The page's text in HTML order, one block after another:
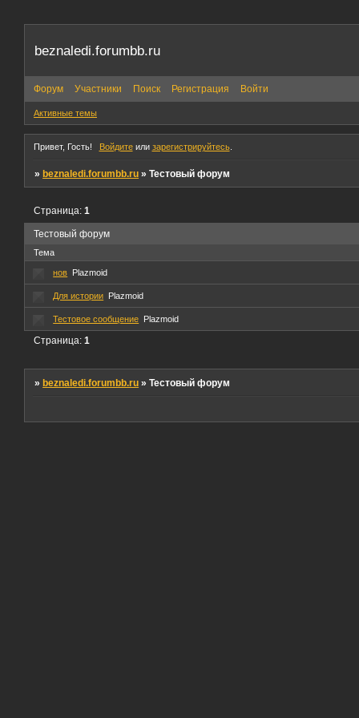
beznaledi.forumbb.ru
Форум Участники Поиск Регистрация Войти
Активные темы
Привет, Гость! Войдитеили зарегистрируйтесь.
»beznaledi.forumbb.ru »Тестовый форум
Тестовый форум
Страница:1
Тема
нов Plazmoid
Для истории Plazmoid
Тестовое сообщение Plazmoid
Страница:1
»beznaledi.forumbb.ru »Тестовый форум